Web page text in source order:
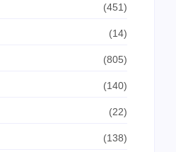
(451)
(14)
(805)
(140)
(22)
(138)